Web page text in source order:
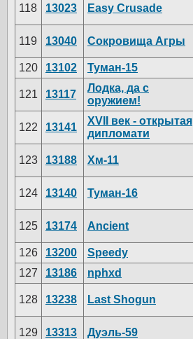
118 13023 Easy Crusade
119 13040 Сокровища Агры
120 13102 Туман-15
121 13117
Лодка, да с
оружием!
122 13141
XVII век - открытая
дипломати
123 13188 Хм-11
124 13140 Туман-16
125 13174 Ancient
126 13200 Speedy
127
13186 nphxd
128 13238 Last Shogun
129 13313 Дуэль-59